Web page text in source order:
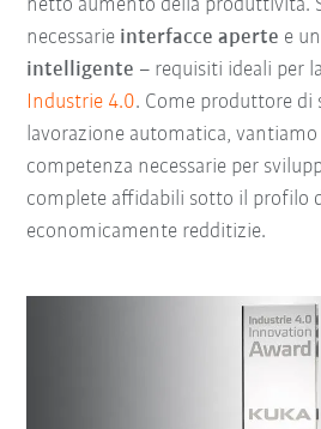
netto aumento della produttività.
necessarie interfacce aperte e un
intelligente – requisiti ideali per
Industrie 4.0. Come produttore di
lavorazione automatica, vantiamo
competenza necessarie per
complete affidabili sotto il profilo
economicamente redditizie.